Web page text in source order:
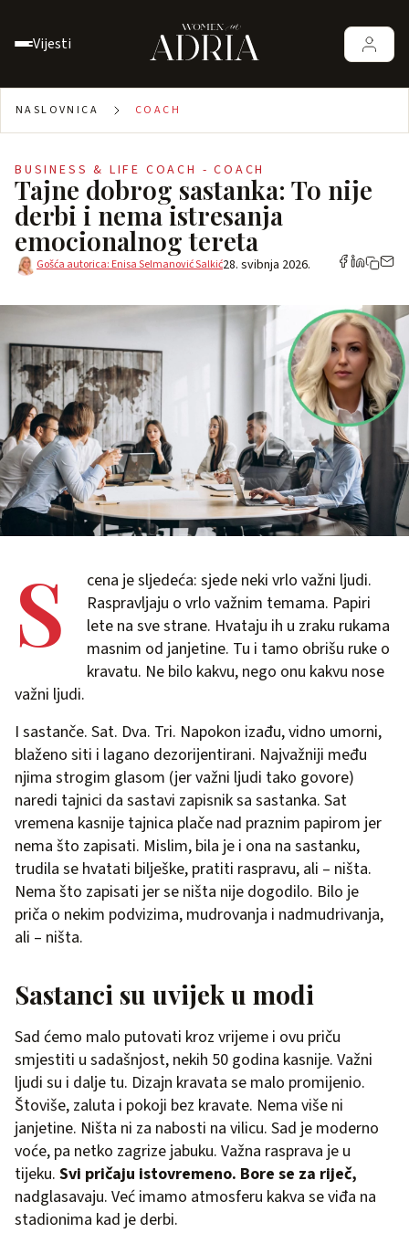
Vijesti
NASLOVNICA COACH
BUSINESS & LIFE COACH - COACH
Tajne dobrog sastanka: To nije
derbi i nema istresanja
emocionalnog tereta
Gošća autorica: Enisa Selmanović Salkić28. svibnja 2026.
S
cena je sljedeća: sjede neki vrlo važni ljudi.
Raspravljaju o vrlo važnim temama. Papiri
lete na sve strane. Hvataju ih u zraku rukama
masnim od janjetine. Tu i tamo obrišu ruke o
kravatu. Ne bilo kakvu, nego onu kakvu nose
važni ljudi.
I sastanče. Sat. Dva. Tri. Napokon izađu, vidno umorni,
blaženo siti i lagano dezorijentirani. Najvažniji među
njima strogim glasom (jer važni ljudi tako govore)
naredi tajnici da sastavi zapisnik sa sastanka. Sat
vremena kasnije tajnica plače nad praznim papirom jer
nema što zapisati. Mislim, bila je i ona na sastanku,
trudila se hvatati bilješke, pratiti raspravu, ali – ništa.
Nema što zapisati jer se ništa nije dogodilo. Bilo je
priča o nekim podvizima, mudrovanja i nadmudrivanja,
ali – ništa.
Sastanci su uvijek u modi
Sad ćemo malo putovati kroz vrijeme i ovu priču
smjestiti u sadašnjost, nekih 50 godina kasnije. Važni
ljudi su i dalje tu. Dizajn kravata se malo promijenio.
Štoviše, zaluta i pokoji bez kravate. Nema više ni
janjetine. Ništa ni za nabosti na vilicu. Sad je moderno
voće, pa netko zagrize jabuku. Važna rasprava je u
tijeku. Svi pričaju istovremeno. Bore se za riječ,
nadglasavaju. Već imamo atmosferu kakva se viđa na
stadionima kad je derbi.